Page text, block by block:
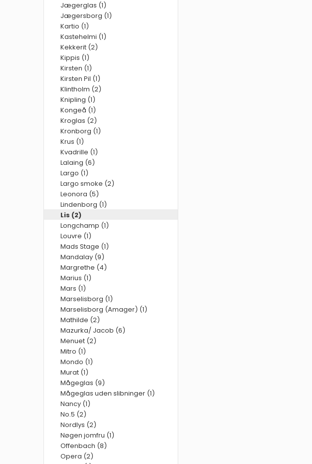
Jægerglas (1)
Jægersborg (1)
Kartio (1)
Kastehelmi (1)
Kekkerit (2)
Kippis (1)
Kirsten (1)
Kirsten Pil (1)
Klintholm (2)
Knipling (1)
Kongeå (1)
Kroglas (2)
Kronborg (1)
Krus (1)
Kvadrille (1)
Lalaing (6)
Largo (1)
Largo smoke (2)
Leonora (5)
Lindenborg (1)
Lis (2)
Longchamp (1)
Louvre (1)
Mads Stage (1)
Mandalay (9)
Margrethe (4)
Marius (1)
Mars (1)
Marselisborg (1)
Marselisborg (Amager) (1)
Mathilde (2)
Mazurka/ Jacob (6)
Menuet (2)
Mitro (1)
Mondo (1)
Murat (1)
Mågeglas (9)
Mågeglas uden slibninger (1)
Nancy (1)
No.5 (2)
Nordlys (2)
Nøgen jomfru (1)
Offenbach (8)
Opera (2)